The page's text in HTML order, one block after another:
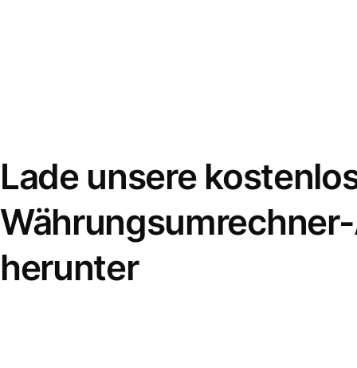
Lade unsere
herunter